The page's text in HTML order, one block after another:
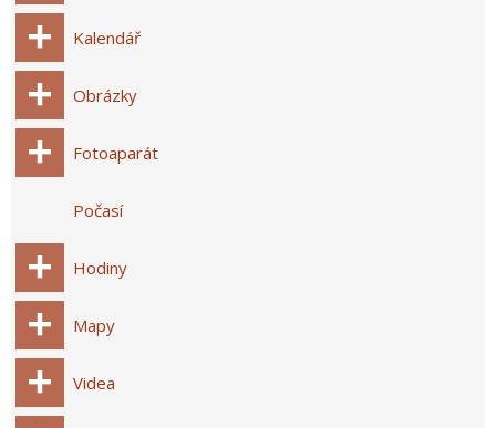
Kalendář
Obrázky
Fotoaparát
Počasí
Hodiny
Mapy
Videa